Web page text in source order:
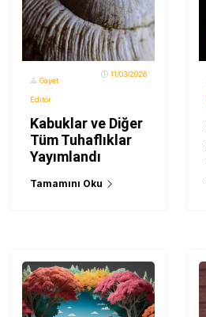
Gayet
Editör
11/03/2026
Kabuklar ve Diğer
Tüm Tuhaflıklar
Yayımlandı
Tamamını Oku